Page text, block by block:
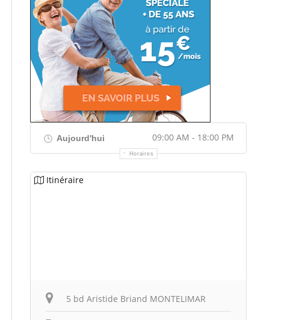
Aujourd'hui 09:00 AM - 18:00 PM
Horaires
Itinéraire
5 bd Aristide Briand MONTELIMAR